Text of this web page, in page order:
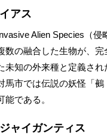
イアス
Alien Species（
数の融合した生物が、
未知の外来種と定義さ
馬市では伝説の妖怪「
能である。
ジャイガンティス